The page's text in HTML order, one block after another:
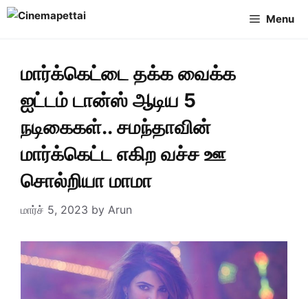
Skip
Menu
மார்க்கெட்டை தக்க வைக்க
ஐட்டம் டான்ஸ் ஆடிய 5
நடிகைகள்.. சமந்தாவின்
மார்க்கெட்ட எகிற வச்ச ஊ
சொல்றியா மாமா
மார்ச் 5, 2023 by Arun